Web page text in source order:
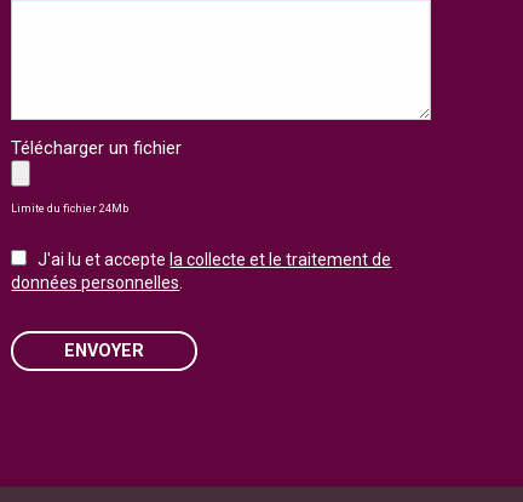
Télécharger un fichier
Limite du fichier 24Mb
J'ai lu et accepte la collecte et le traitement de
données personnelles.
ENVOYER